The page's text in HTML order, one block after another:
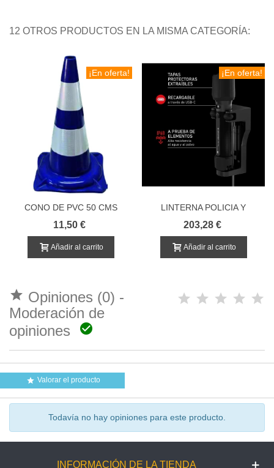
12 OTROS PRODUCTOS EN LA MISMA CATEGORÍA:
¡En oferta!
CONO DE PVC 50 CMS
AZUL POLICIA
11,50 €
Añadir al carrito
¡En oferta!
LINTERNA POLICIA Y
SEÑALIZACION LEDLENSER
203,28 €
Añadir al carrito
 Opiniones (0) -
Moderación de
opiniones

 Valorar el producto
Todavía no hay opiniones para este producto.
INFORMACIÓN DE LA TIENDA